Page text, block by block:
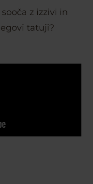
z izzivi in
tatuji?